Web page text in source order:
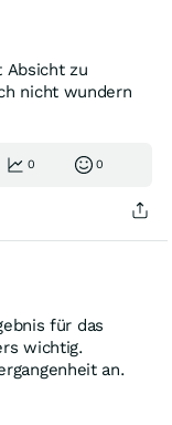
Absicht zu
nicht wundern
0 0
für das
wichtig.
an.